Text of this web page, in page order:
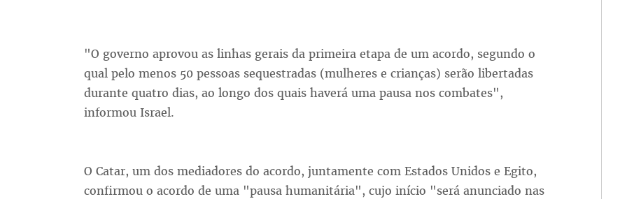
"O governo aprovou as linhas gerais da primeira etapa de um acordo, segundo o
qual pelo menos 50 pessoas sequestradas (mulheres e crianças) serão libertadas
durante quatro dias, ao longo dos quais haverá uma pausa nos combates",
informou Israel.
O Catar, um dos mediadores do acordo, juntamente com Estados Unidos e Egito,
confirmou o acordo de uma "pausa humanitária", cujo início "será anunciado nas